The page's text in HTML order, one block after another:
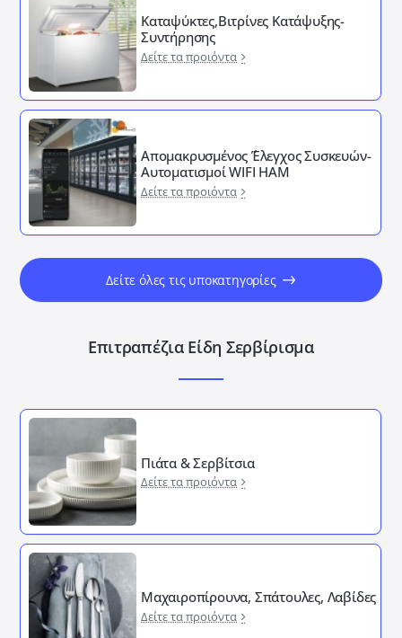
Καταψύκτες,Βιτρίνες Κατάψυξης-
Συντήρησης
Δείτε τα προιόντα
Απομακρυσμένος ΄Έλεγχος Συσκευών-
Αυτοματισμοί WIFI HAM
Δείτε τα προιόντα
Δείτε όλες τις υποκατηγορίες
Επιτραπέζια Είδη Σερβίρισμα
Πιάτα & Σερβίτσια
Δείτε τα προιόντα
Μαχαιροπίρουνα, Σπάτουλες, Λαβίδες
Δείτε τα προιόντα